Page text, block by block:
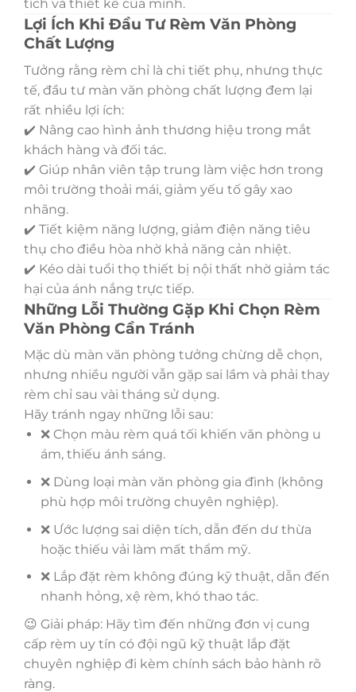
tích và thiết kế của mình.
Lợi Ích Khi Đầu Tư Rèm Văn Phòng
Chất Lượng
Tưởng rằng rèm chỉ là chi tiết phụ, nhưng thực
tế, đầu tư màn văn phòng chất lượng đem lại
rất nhiều lợi ích:
✔️ Nâng cao hình ảnh thương hiệu trong mắt
khách hàng và đối tác.
✔️ Giúp nhân viên tập trung làm việc hơn trong
môi trường thoải mái, giảm yếu tố gây xao
nhãng.
✔️ Tiết kiệm năng lượng, giảm điện năng tiêu
thụ cho điều hòa nhờ khả năng cản nhiệt.
✔️ Kéo dài tuổi thọ thiết bị nội thất nhờ giảm tác
hại của ánh nắng trực tiếp.
Những Lỗi Thường Gặp Khi Chọn Rèm
Văn Phòng Cần Tránh
Mặc dù màn văn phòng tưởng chừng dễ chọn,
nhưng nhiều người vẫn gặp sai lầm và phải thay
rèm chỉ sau vài tháng sử dụng.
Hãy tránh ngay những lỗi sau:
❌ Chọn màu rèm quá tối khiến văn phòng u
ám, thiếu ánh sáng.
❌ Dùng loại màn văn phòng gia đình (không
phù hợp môi trường chuyên nghiệp).
❌ Ước lượng sai diện tích, dẫn đến dư thừa
hoặc thiếu vải làm mất thẩm mỹ.
❌ Lắp đặt rèm không đúng kỹ thuật, dẫn đến
nhanh hỏng, xệ rèm, khó thao tác.
😉 Giải pháp: Hãy tìm đến những đơn vị cung
cấp rèm uy tín có đội ngũ kỹ thuật lắp đặt
chuyên nghiệp đi kèm chính sách bảo hành rõ
ràng.